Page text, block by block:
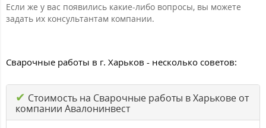
Если же у вас появились какие-либо вопросы, вы можете
задать их консультантам компании.
Сварочные работы в г. Харьков - несколько советов:
✔ Стоимость на Сварочные работы в Харькове от
компании Авалонинвест